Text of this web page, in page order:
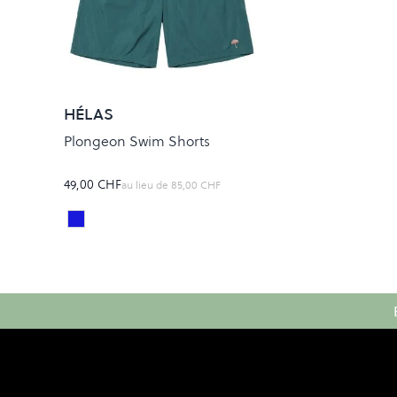
HÉLAS
Plongeon Swim Shorts
49,00 CHFau lieu de 85,00 CHF
Colour
Celestial Blue